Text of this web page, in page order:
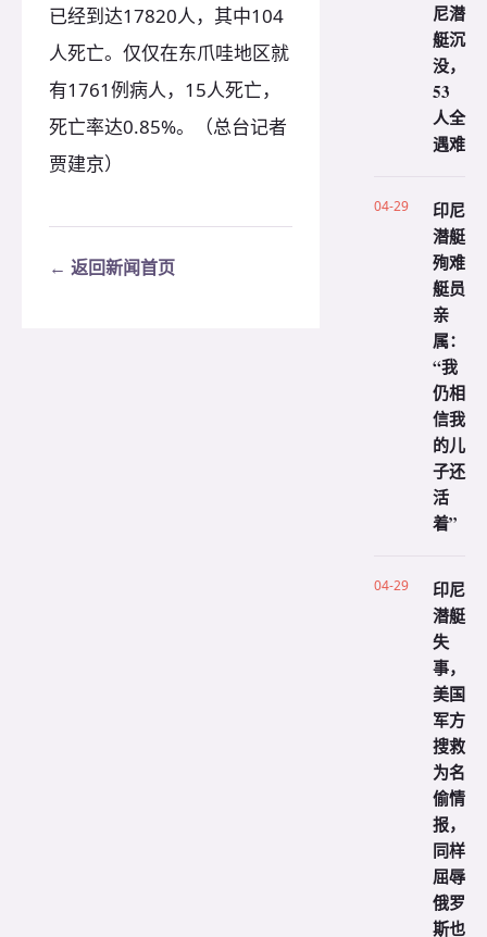
已经到达17820人，其中104
人死亡。仅仅在东爪哇地区就
有1761例病人，15人死亡，
死亡率达0.85%。（总台记者
贾建京）
← 返回新闻首页
尼潜
艇沉
没，
53
人全
遇难
04-29
印尼
潜艇
殉难
艇员
亲
属：
“我
仍相
信我
的儿
子还
活
着”
04-29
印尼
潜艇
失
事，
美国
军方
搜救
为名
偷情
报，
同样
屈辱
俄罗
斯也